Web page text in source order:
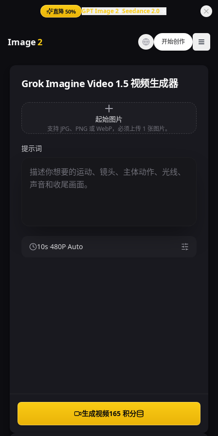
直降 50% GPT Image 2+ Seedance 2.0
Image2 开始创作
Grok Imagine Video 1.5 视频生成器
起始图片
支持 JPG、PNG 或 WebP，必须上传 1 张图片。
提示词
10s·480P·Auto
生成视频165 积分